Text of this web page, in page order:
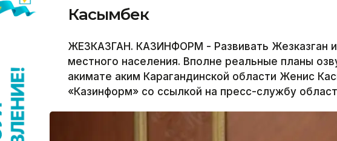
Касымбек
ЖЕЗКАЗГАН. КАЗИНФОРМ - Развивать Жезказган и
местного населения. Вполне реальные планы
акимате аким Карагандинской области Женис
«Казинформ» со ссылкой на пресс-службу